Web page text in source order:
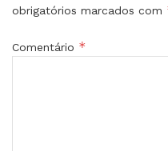
obrigatórios marcados com
Comentário *